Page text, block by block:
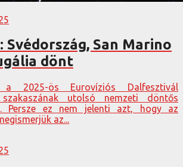
Svédország, San Marino
dönt
a 2025-ös Eurovíziós Dalfesztivál
szakaszának utolsó nemzeti döntős
Persze ez nem jelenti azt, hogy az
az...